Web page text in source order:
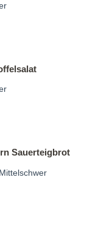
Sauerteigbrot
Mittelschwer